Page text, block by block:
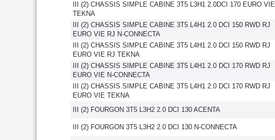
III (2) CHASSIS SIMPLE CABINE 3T5 L3H1 2.0DCI 170 EURO VIE
TEKNA
III (2) CHASSIS SIMPLE CABINE 3T5 L4H1 2.0 DCI 150 RWD RJ
EURO VIE RJ N-CONNECTA
III (2) CHASSIS SIMPLE CABINE 3T5 L4H1 2.0 DCI 150 RWD RJ
EURO VIE RJ TEKNA
III (2) CHASSIS SIMPLE CABINE 3T5 L4H1 2.0 DCI 170 RWD RJ
EURO VIE N-CONNECTA
III (2) CHASSIS SIMPLE CABINE 3T5 L4H1 2.0 DCI 170 RWD RJ
EURO VIE TEKNA
III (2) FOURGON 3T5 L3H2 2.0 DCI 130 ACENTA
III (2) FOURGON 3T5 L3H2 2.0 DCI 130 N-CONNECTA